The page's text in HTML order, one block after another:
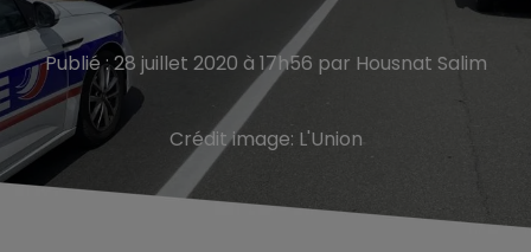
Publié : 28 juillet 2020 à 17h56 par Housnat Salim
Crédit image: L'Union